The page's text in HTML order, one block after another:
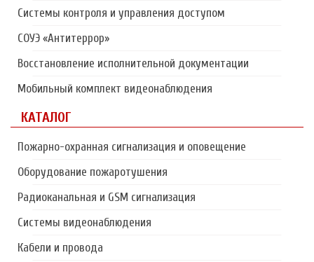
Системы контроля и управления доступом
СОУЭ «Антитеррор»
Восстановление исполнительной документации
Мобильный комплект видеонаблюдения
КАТАЛОГ
Пожарно-охранная сигнализация и оповещение
Оборудование пожаротушения
Радиоканальная и GSM сигнализация
Системы видеонаблюдения
Кабели и провода